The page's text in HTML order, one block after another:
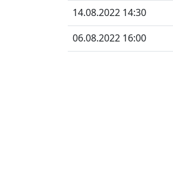
14.08.2022 14:30
06.08.2022 16:00